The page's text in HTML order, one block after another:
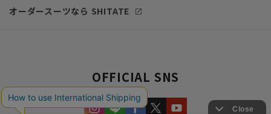
オーダースーツなら SHITATE
OFFICIAL SNS